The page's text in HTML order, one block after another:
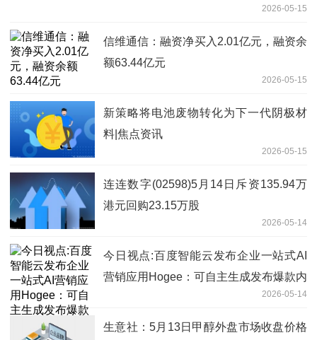
2026-05-15
信维通信：融资净买入2.01亿元，融资余
额63.44亿元
2026-05-15
新策略将电池废物转化为下一代阴极材
料|焦点资讯
2026-05-15
连连数字(02598)5月14日斥资135.94万
港元回购23.15万股
2026-05-14
今日视点:百度智能云发布企业一站式AI
营销应用Hogee：可自主生成发布爆款内
2026-05-14
生意社：5月13日甲醇外盘市场收盘价格